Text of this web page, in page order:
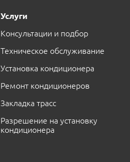
Услуги
Консультации и подбор
Техническое обслуживание
Установка кондиционера
Ремонт кондиционеров
Закладка трасс
Разрешение на установку
кондиционера